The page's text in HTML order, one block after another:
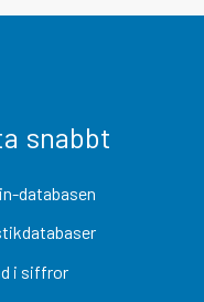
snabbt
databasen
i siffror